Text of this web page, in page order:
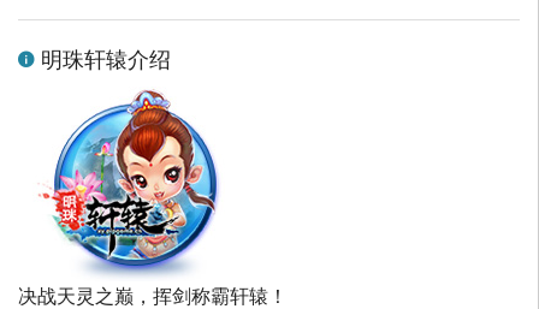
明珠轩辕介绍
决战天灵之巅，挥剑称霸轩辕！